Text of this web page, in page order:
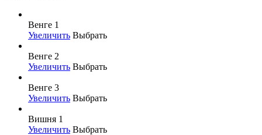
Венге 1
Увеличить Выбрать
Венге 2
Увеличить Выбрать
Венге 3
Увеличить Выбрать
Вишня 1
Увеличить Выбрать